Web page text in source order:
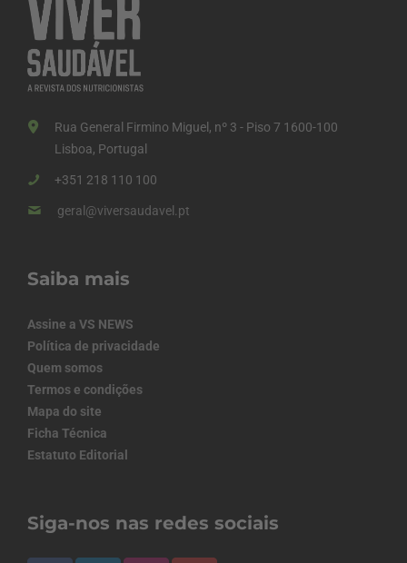
Rua General Firmino Miguel, nº 3 - Piso 7 1600-100
Lisboa, Portugal
+351 218 110 100
geral@viversaudavel.pt
Saiba mais
Assine a VS NEWS
Política de privacidade
Quem somos
Termos e condições
Mapa do site
Ficha Técnica
Estatuto Editorial
Siga-nos nas redes sociais